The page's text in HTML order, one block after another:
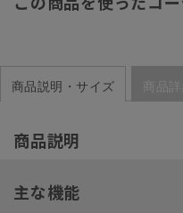
商品説明・サイズ 商品
商品説明
主な機能